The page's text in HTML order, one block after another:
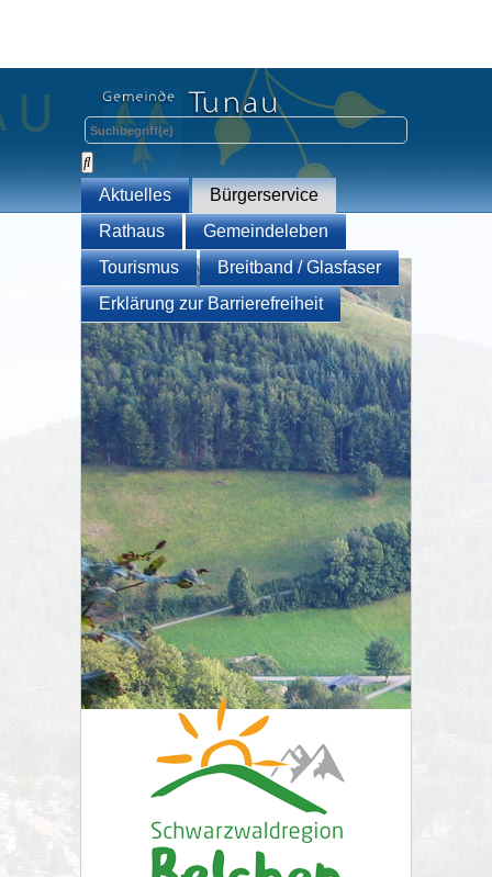
Aktuelles
Bürgerservice
Rathaus
Gemeindeleben
Tourismus
Breitband / Glasfaser
Erklärung zur Barrierefreiheit